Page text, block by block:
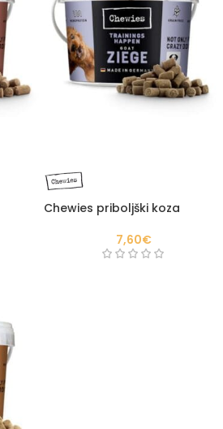
Chewies priboljški koza
7,60€